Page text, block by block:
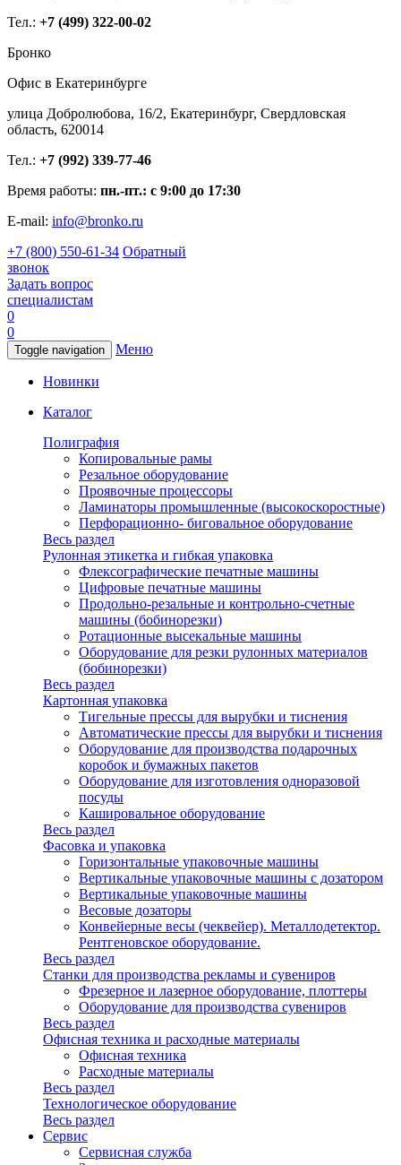
Тел.: +7 (499) 322-00-02
Бронко
Офис в Екатеринбурге
улица Добролюбова, 16/2, Екатеринбург, Свердловская
область, 620014
Тел.: +7 (992) 339-77-46
Время работы: пн.-пт.: с 9:00 до 17:30
E-mail: info@bronko.ru
+7 (800) 550-61-34 Обратный
звонок
Задать вопрос
специалистам
0
0
Toggle navigation Меню
Новинки
Каталог
Полиграфия
Копировальные рамы
Резальное оборудование
Проявочные процессоры
Ламинаторы промышленные (высокоскоростные)
Перфорационно- биговальное оборудование
Весь раздел
Рулонная этикетка и гибкая упаковка
Флексографические печатные машины
Цифровые печатные машины
Продольно-резальные и контрольно-счетные
машины (бобинорезки)
Ротационные высекальные машины
Оборудование для резки рулонных материалов
(бобинорезки)
Весь раздел
Картонная упаковка
Тигельные прессы для вырубки и тиснения
Автоматические прессы для вырубки и тиснения
Оборудование для производства подарочных
коробок и бумажных пакетов
Оборудование для изготовления одноразовой
посуды
Кашировальное оборудование
Весь раздел
Фасовка и упаковка
Горизонтальные упаковочные машины
Вертикальные упаковочные машины с дозатором
Вертикальные упаковочные машины
Весовые дозаторы
Конвейерные весы (чеквейер). Металлодетектор.
Рентгеновское оборудование.
Весь раздел
Станки для производства рекламы и сувениров
Фрезерное и лазерное оборудование, плоттеры
Оборудование для производства сувениров
Весь раздел
Офисная техника и расходные материалы
Офисная техника
Расходные материалы
Весь раздел
Технологическое оборудование
Весь раздел
Сервис
Сервисная служба